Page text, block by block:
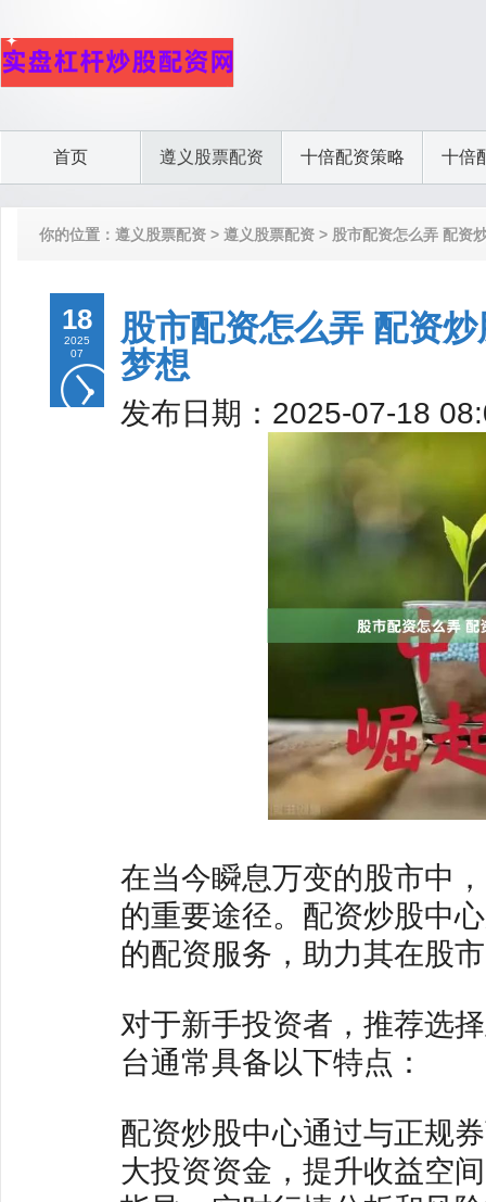
首页 遵义股票配资 十倍配资策略 十倍
你的位置： 遵义股票配资 > 遵义股票配资 > 股市配资怎么弄 配资
18
2025
07
股市配资怎么弄 配资
梦想
发布日期：2025-07-18
在当今瞬息万变的股市中
的重要途径。配资炒股中
的配资服务，助力其在股
对于新手投资者，推荐选
台通常具备以下特点：
配资炒股中心通过与正规
大投资资金，提升收益空